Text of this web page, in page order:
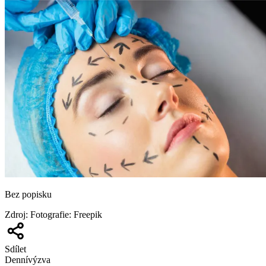
Bez popisku
Zdroj: Fotografie: Freepik
Sdílet
Dennívýzva